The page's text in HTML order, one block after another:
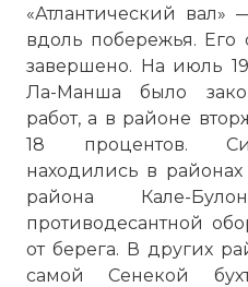
«Атлантический вал»
вдоль побережья. Его
завершено. На июль
Ла-Манша было
работ, а в районе
18 процентов.
находились в
района Кале-
противодесантной
от берега. В других
самой Сенекой